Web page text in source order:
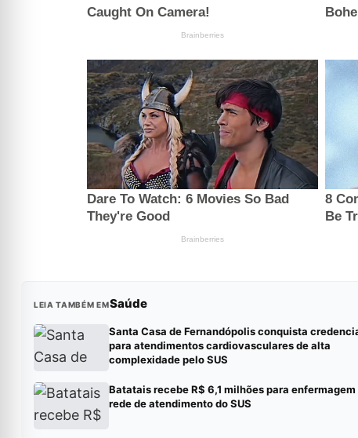
LEIA TAMBÉM EMSaúde
Santa Casa de Fernandópolis conquista
para atendimentos cardiovasculares de alta
complexidade pelo SUS
Batatais recebe R$ 6,1 milhões para enfermagem
rede de atendimento do SUS